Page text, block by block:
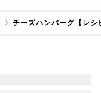
チーズハンバーグ【レシ